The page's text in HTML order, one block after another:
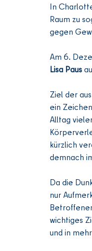
In
Raum zu
gegen
Am 6.
Lisa Paus
Ziel der
ein
Alltag
kürzlich
demnach
Da die
nur
wichtiges
und in